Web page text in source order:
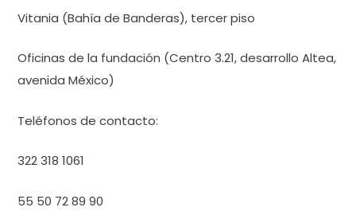
Vitania (Bahía de Banderas), tercer piso
Oficinas de la fundación (Centro 3.21, desarrollo Altea,
avenida México)
Teléfonos de contacto:
322 318 1061
55 50 72 89 90